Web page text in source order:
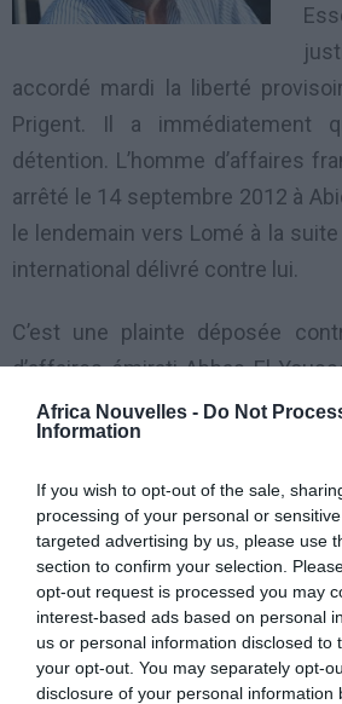
Africa Nouvelles - Do Not
Information
If you wish to opt-out of the sale,
processing of your personal or
targeted advertising by us, please use
section to confirm your selection.
opt-out request is processed you may
interest-based ads based on personal
us or personal information disclosed to
your opt-out. You may separately opt-
disclosure of your personal information
accordé mardi la liberté
Prigent. Il a immédiatement
détention. L’homme d’affaires
arrêté le 14 septembre 2012 à
le lendemain vers Lomé à la suite
international délivré contre lui.
C’est une plainte déposée
d’affaires émirati Abbas El
d’escroquerie portant sur une
de dollars soit environ 25 milliards
L’ancien Pdg d’Elf est inculpé
Lomé avec un autre homme
Sow Agba, et l’ancien
l’Administration territoriale
complicité d’escroquerie. Ses
encore en détention.